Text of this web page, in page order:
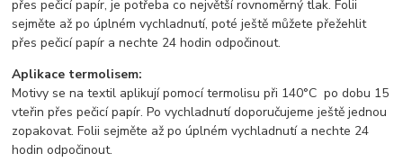
přes pečicí papír, je potřeba co největší rovnoměrný tlak. Folii
sejměte až po úplném vychladnutí, poté ještě můžete přežehlit
přes pečicí papír a nechte 24 hodin odpočinout.
Aplikace termolisem:
Motivy se na textil aplikují pomocí termolisu při 140°C po dobu 15
vteřin přes pečicí papír. Po vychladnutí doporučujeme ještě jednou
zopakovat. Folii sejměte až po úplném vychladnutí a nechte 24
hodin odpočinout.